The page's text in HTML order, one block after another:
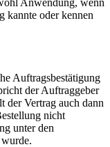
kannte oder kennen
Auftragsbestätigung
der Auftraggeber
der Vertrag auch dann
nicht
unter den